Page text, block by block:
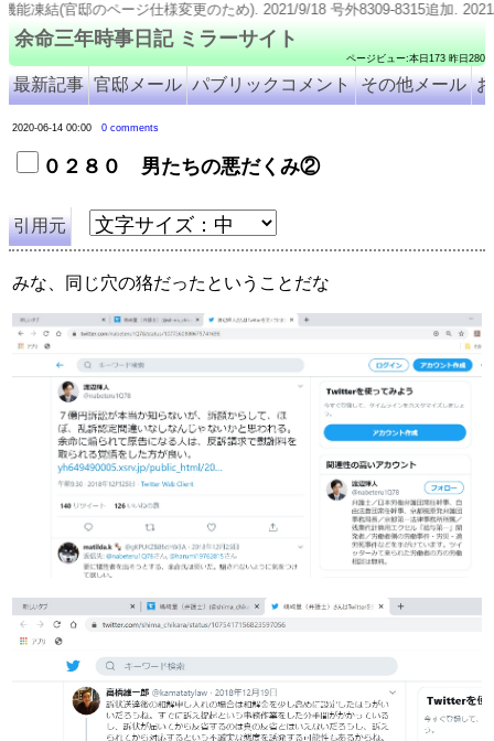
余命三年時事日記 ミラーサイト
ページビュー:本日173 昨日280
最新記事 官邸メール パブリックコメント その他メール
2020-06-14 00:00 0 comments
０２８０ 男たちの悪だくみ②
引用元
みな、同じ穴の狢だったということだな
結(官邸のページ仕様変更のため). 2021/9/18 号外8309-8315追加. 2021/